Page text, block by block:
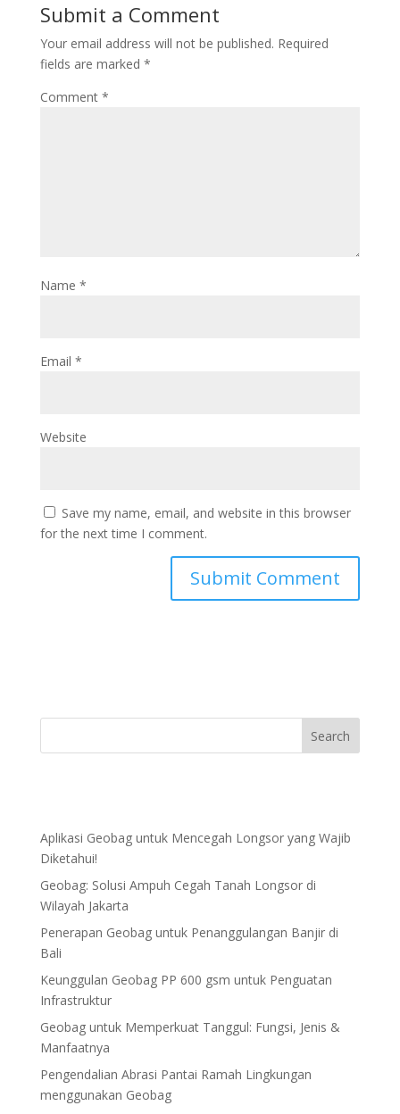
Submit a Comment
Your email address will not be published. Required
fields are marked *
Comment *
Name *
Email *
Website
Save my name, email, and website in this browser
for the next time I comment.
Aplikasi Geobag untuk Mencegah Longsor yang Wajib
Diketahui!
Geobag: Solusi Ampuh Cegah Tanah Longsor di
Wilayah Jakarta
Penerapan Geobag untuk Penanggulangan Banjir di
Bali
Keunggulan Geobag PP 600 gsm untuk Penguatan
Infrastruktur
Geobag untuk Memperkuat Tanggul: Fungsi, Jenis &
Manfaatnya
Pengendalian Abrasi Pantai Ramah Lingkungan
menggunakan Geobag